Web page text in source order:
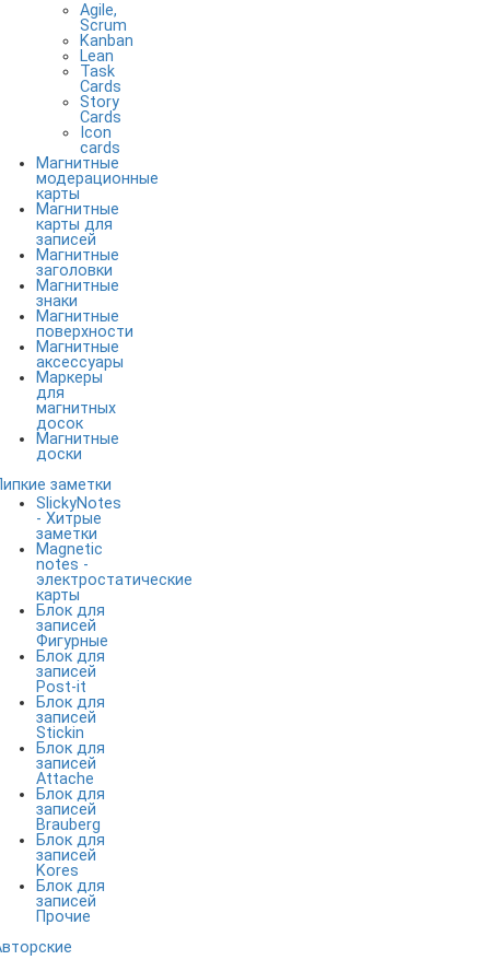
Agile,
Scrum
Kanban
Lean
Task
Cards
Story
Cards
Icon
cards
Магнитные
модерационные
карты
Магнитные
карты для
записей
Магнитные
заголовки
Магнитные
знаки
Магнитные
поверхности
Магнитные
аксессуары
Маркеры
для
магнитных
досок
Магнитные
доски
заметки
SlickyNotes
- Хитрые
заметки
Magnetic
notes -
электростатические
карты
Блок для
записей
Фигурные
Блок для
записей
Post-it
Блок для
записей
Stickin
Блок для
записей
Attache
Блок для
записей
Brauberg
Блок для
записей
Kores
Блок для
записей
Прочие